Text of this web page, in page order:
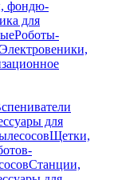
фондю-
для
Роботы-
Электровеники,
для
Щетки,
Станции,